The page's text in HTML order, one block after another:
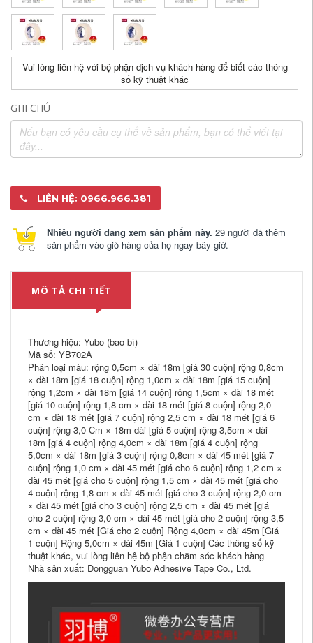
Vui lòng liên hệ với bộ phận dịch vụ khách hàng để biết các thông
số kỹ thuật khác
GHI CHÚ
LIÊN HỆ: 0966.966.381
Nhiều người đang xem sản phẩm này. 29 người đã thêm
sản phẩm vào giỏ hàng của họ ngay bây giờ.
MÔ TẢ CHI TIẾT
Thương hiệu: Yubo (bao bì)
Mã số: YB702A
Phân loại màu: rộng 0,5cm × dài 18m [giá 30 cuộn] rộng 0,8cm
× dài 18m [giá 18 cuộn] rộng 1,0cm × dài 18m [giá 15 cuộn]
rộng 1,2cm × dài 18m [giá 14 cuộn] rộng 1,5cm × dài 18 mét
[giá 10 cuộn] rộng 1,8 cm × dài 18 mét [giá 8 cuộn] rộng 2,0
cm × dài 18 mét [giá 7 cuộn] rộng 2,5 cm × dài 18 mét [giá 6
cuộn] rộng 3,0 Cm × 18m dài [giá 5 cuộn] rộng 3,5cm × dài
18m [giá 4 cuộn] rộng 4,0cm × dài 18m [giá 4 cuộn] rộng
5,0cm × dài 18m [giá 3 cuộn] rộng 0,8cm × dài 45 mét [giá 7
cuộn] rộng 1,0 cm × dài 45 mét [giá cho 6 cuộn] rộng 1,2 cm ×
dài 45 mét [giá cho 5 cuộn] rộng 1,5 cm × dài 45 mét [giá cho
4 cuộn] rộng 1,8 cm × dài 45 mét [giá cho 3 cuộn] rộng 2,0 cm
× dài 45 mét [giá cho 3 cuộn] rộng 2,5 cm × dài 45 mét [giá
cho 2 cuộn] rộng 3,0 cm × dài 45 mét [giá cho 2 cuộn] rộng 3,5
cm × dài 45 mét [Giá cho 2 cuộn] Rộng 4,0cm × dài 45m [Giá
1 cuộn] Rộng 5,0cm × dài 45m [Giá 1 cuộn] Các thông số kỹ
thuật khác, vui lòng liên hệ bộ phận chăm sóc khách hàng
Nhà sản xuất: Dongguan Yubo Adhesive Tape Co., Ltd.